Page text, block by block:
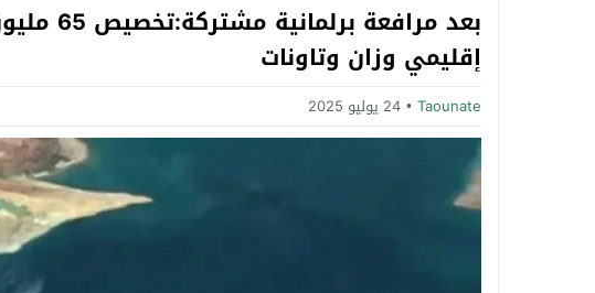
Next
بعد
إقليمي وزان وتاونات
Taounate 24 يوليو 2025